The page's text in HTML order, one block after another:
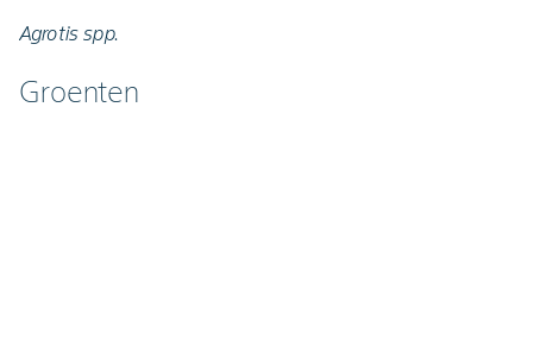
Agrotis spp.
Groenten